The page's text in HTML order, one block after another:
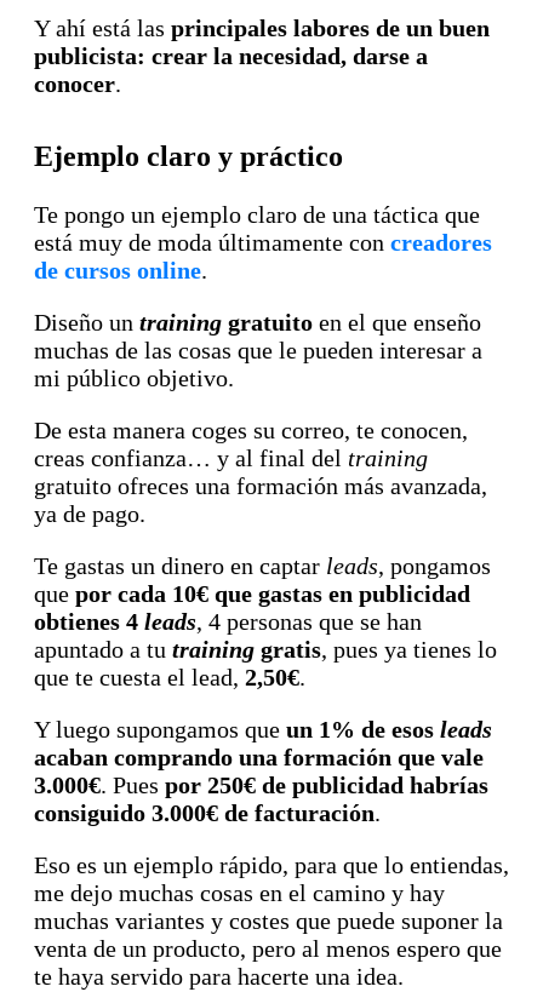
Y ahí está las principales labores de un buen
publicista: crear la necesidad, darse a
conocer.
Ejemplo claro y práctico
Te pongo un ejemplo claro de una táctica que
está muy de moda últimamente con creadores
de cursos online.
Diseño un training gratuito en el que enseño
muchas de las cosas que le pueden interesar a
mi público objetivo.
De esta manera coges su correo, te conocen,
creas confianza… y al final del training
gratuito ofreces una formación más avanzada,
ya de pago.
Te gastas un dinero en captar leads, pongamos
que por cada 10€ que gastas en publicidad
obtienes 4 leads, 4 personas que se han
apuntado a tu training gratis, pues ya tienes lo
que te cuesta el lead, 2,50€.
Y luego supongamos que un 1% de esos leads
acaban comprando una formación que vale
3.000€. Pues por 250€ de publicidad habrías
consiguido 3.000€ de facturación.
Eso es un ejemplo rápido, para que lo entiendas,
me dejo muchas cosas en el camino y hay
muchas variantes y costes que puede suponer la
venta de un producto, pero al menos espero que
te haya servido para hacerte una idea.